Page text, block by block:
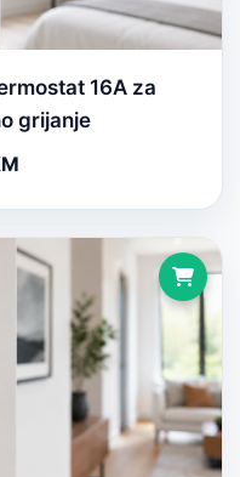
16A za
grijanje